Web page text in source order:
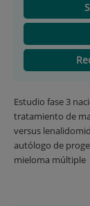
Estudio fase 3
tratamiento de
versus
autólogo de
mieloma múltiple